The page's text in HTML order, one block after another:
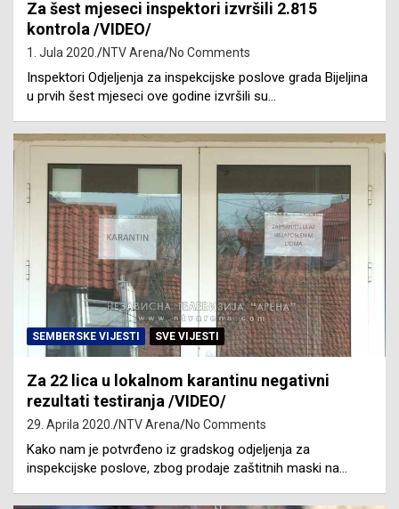
Za šest mjeseci inspektori izvršili 2.815
kontrola /VIDEO/
1. Jula 2020. NTV Arena No Comments
Inspektori Odjeljenja za inspekcijske poslove grada Bijeljina
u prvih šest mjeseci ove godine izvršili su…
SEMBERSKE VIJESTI SVE VIJESTI
Za 22 lica u lokalnom karantinu negativni
rezultati testiranja /VIDEO/
29. Aprila 2020. NTV Arena No Comments
Kako nam je potvrđeno iz gradskog odjeljenja za
inspekcijske poslove, zbog prodaje zaštitnih maski na…